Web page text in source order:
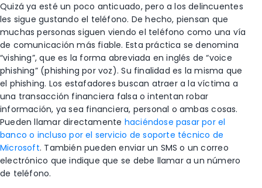
Quizá ya esté un poco anticuado, pero a los delincuentes
les sigue gustando el teléfono. De hecho, piensan que
muchas personas siguen viendo el teléfono como una vía
de comunicación más fiable. Esta práctica se denomina
“vishing”, que es la forma abreviada en inglés de “voice
phishing” (phishing por voz). Su finalidad es la misma que
el phishing. Los estafadores buscan atraer a la víctima a
una transacción financiera falsa o intentan robar
información, ya sea financiera, personal o ambas cosas.
Pueden llamar directamente haciéndose pasar por el
banco o incluso por el servicio de soporte técnico de
Microsoft. También pueden enviar un SMS o un correo
electrónico que indique que se debe llamar a un número
de teléfono.